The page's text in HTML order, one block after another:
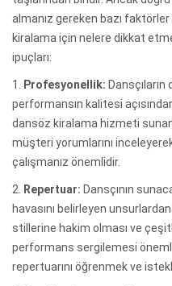
almanız gereken bazı
kiralama için nelere dikkat
ipuçları:
1. Profesyonellik:
performansın kalitesi
dansöz kiralama hizmeti
müşteri yorumlarını
çalışmanız önemlidir.
2. Repertuar: Dansçının
havasını belirleyen
stillerine hakim olması ve
performans sergilemesi
repertuarını öğrenmek ve